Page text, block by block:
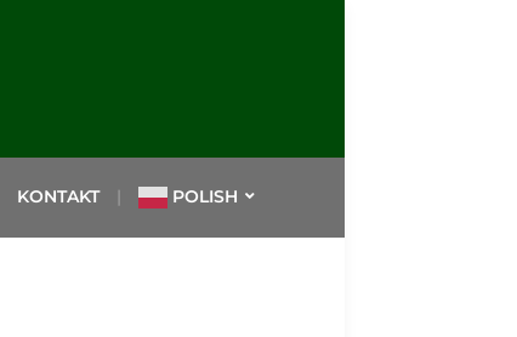
KONTAKT POLISH